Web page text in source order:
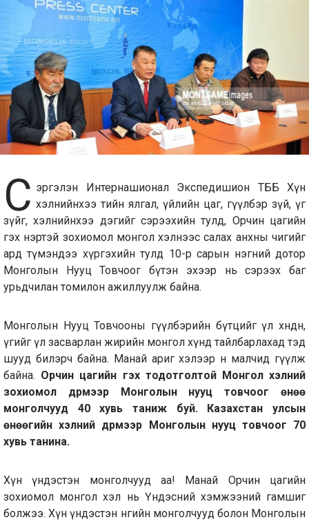
С эргэлэн Интернашионал Экспедишион ТББ Хүн
хэлнийнхээ тийн ялгал, үйлийн цаг, өгүүлбэр зүй, үг
зүйг, хэлнийнхээ дэгийг сэрээхийн тулд, Орчин цагийн
гэх нэртэй зохиомол монгол хэлнээс салах анхны чигийг
ард түмэндээ хүргэхийн тулд 10-р сарын нэгний дотор
Монголын Нууц Товчоог бүтэн эхээр нь сэрээх баг
урьдчилан томилон ажиллуулж байна.
Монголын Нууц Товчооны өгүүлбэрийн бүтцийг үл хөндөн,
үгийг үл засварлан жирийн монгол хүнд тайлбарлахад тэд
шууд билэрч байна. Манай ариг хэлээр өнөө малчид өгүүлж
байна. Орчин цагийн гэх тодотголтой Монгол хэлний
зохиомол дүрмээр Монголын нууц товчоог өнөө
монголчууд 40 хувь таниж буй. Казахстан улсын
өнөөгийн хэлний дүрмээр Монголын нууц товчоог 70
хувь танина.
Хүн үндэстэн монголчууд аа! Манай Орчин цагийн
зохиомол монгол хэл нь Үндэсний хэмжээний гамшиг
болжээ. Хүн үндэстэн өнөөгийн монголчууд болон Монголын